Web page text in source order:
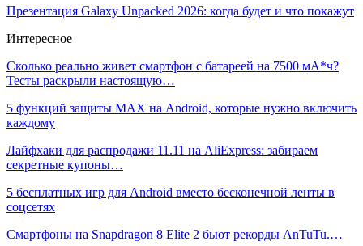
Презентация Galaxy Unpacked 2026: когда будет и что покажут
Интересное
Сколько реально живет смартфон с батареей на 7500 мА*ч?
Тесты раскрыли настоящую…
5 функций защиты MAX на Android, которые нужно включить
каждому
Лайфхаки для распродажи 11.11 на AliExpress: забираем
секретные купоны…
5 бесплатных игр для Android вместо бесконечной ленты в
соцсетях
Смартфоны на Snapdragon 8 Elite 2 бьют рекорды AnTuTu.…